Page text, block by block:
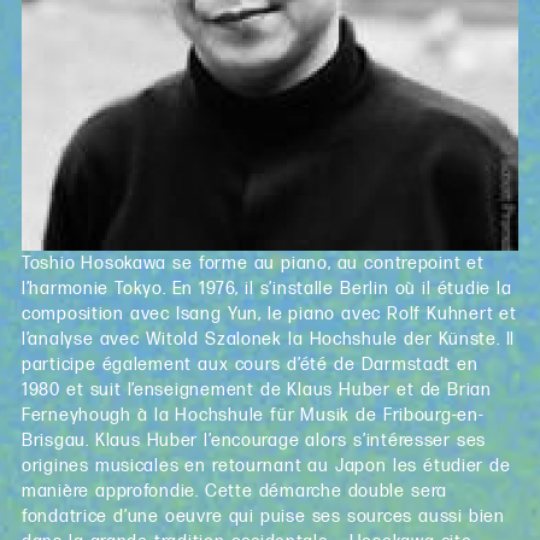
Toshio Hosokawa se forme au piano, au contrepoint et
l’harmonie Tokyo. En 1976, il s’installe Berlin où il étudie la
composition avec Isang Yun, le piano avec Rolf Kuhnert et
l’analyse avec Witold Szalonek la Hochshule der Künste. Il
participe également aux cours d’été de Darmstadt en
1980 et suit l’enseignement de Klaus Huber et de Brian
Ferneyhough à la Hochshule für Musik de Fribourg-en-
Brisgau. Klaus Huber l’encourage alors s’intéresser ses
origines musicales en retournant au Japon les étudier de
manière approfondie. Cette démarche double sera
fondatrice d’une oeuvre qui puise ses sources aussi bien